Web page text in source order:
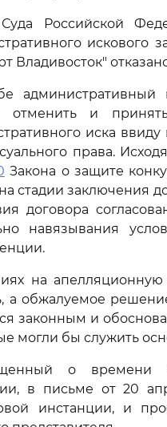
Российской
искового
Владивосток"
административный
отменить и
иска
права.
Закона о защите
стадии заключения
договора
навязывания
на
а обжалуемое
законным и
могли бы служить
о времени
в письме от 20
инстанции, и